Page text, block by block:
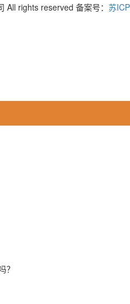
rights reserved 备案号： 苏ICP
？